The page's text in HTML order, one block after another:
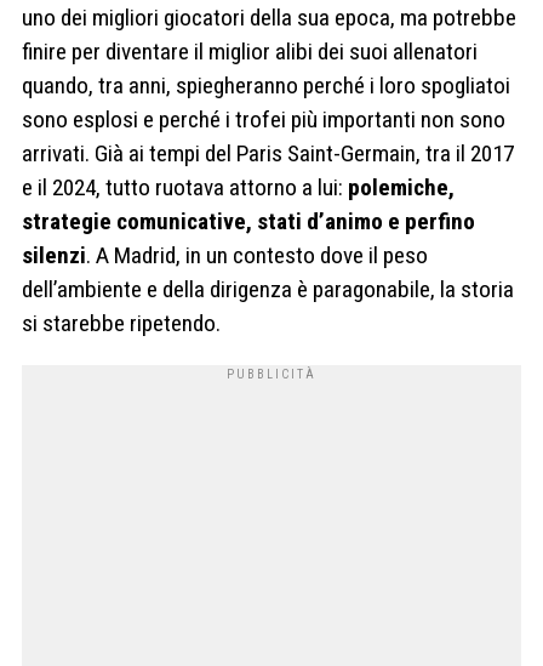
uno dei migliori giocatori della sua epoca, ma potrebbe
finire per diventare il miglior alibi dei suoi allenatori
quando, tra anni, spiegheranno perché i loro spogliatoi
sono esplosi e perché i trofei più importanti non sono
arrivati. Già ai tempi del Paris Saint-Germain, tra il 2017
e il 2024, tutto ruotava attorno a lui: polemiche,
strategie comunicative, stati d’animo e perfino
silenzi. A Madrid, in un contesto dove il peso
dell’ambiente e della dirigenza è paragonabile, la storia
si starebbe ripetendo.